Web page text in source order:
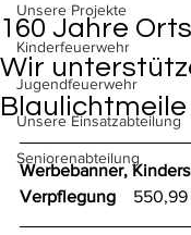
Unsere Projekte
Kinderfeuerwehr
Jugendfeuerwehr
Unsere Einsatzabteilung
Seniorenabteilung
160 Jahre
Wir
Blaulichtmeile
Werbebanner,
Verpflegung 550,99